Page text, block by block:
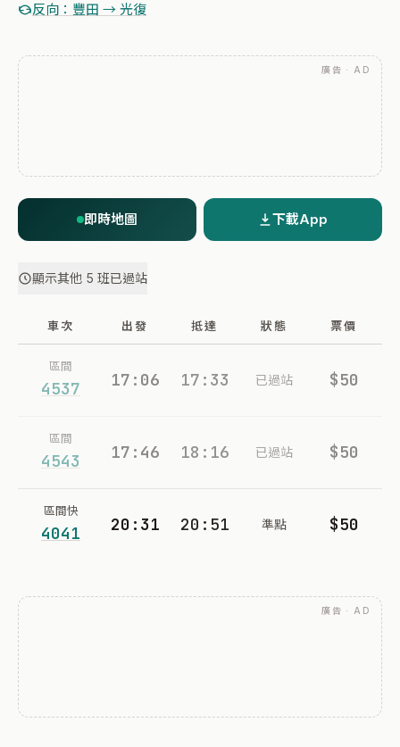
反向：豐田 → 光復
廣告 · AD
即時地圖 下載App
顯示其他 5 班已過站
車次 出發 抵達 狀態 票價
區間
4537 17:06 17:33 已過站 $50
區間
4543 17:46 18:16 已過站 $50
區間快
4041 20:31 20:51 準點 $50
廣告 · AD